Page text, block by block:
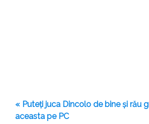
« Puteți juca Dincolo de bine și rău
aceasta pe PC